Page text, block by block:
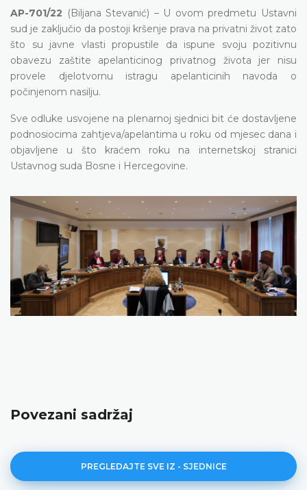
AP-701/22 (Biljana Stevanić) – U ovom predmetu Ustavni
sud je zaključio da postoji kršenje prava na privatni život zato
što su javne vlasti propustile da ispune svoju pozitivnu
obavezu zaštite apelanticinog privatnog života jer nisu
provele djelotvornu istragu apelanticinih navoda o
počinjenom nasilju.
Sve odluke usvojene na plenarnoj sjednici bit će dostavljene
podnosiocima zahtjeva/apelantima u roku od mjesec dana i
objavljene u što kraćem roku na internetskoj stranici
Ustavnog suda Bosne i Hercegovine.
Povezani sadržaj
PREGLEDAJTE SVE IZ - SJEDNICE